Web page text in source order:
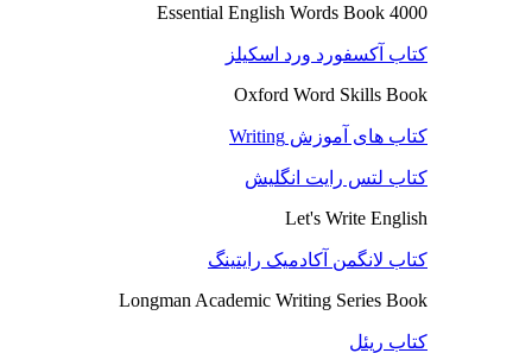
4000 Essential English Words Book
کتاب آکسفورد ورد اسکیلز
Oxford Word Skills Book
کتاب های آموزش Writing
کتاب لتس رایت انگلیش
Let's Write English
کتاب لانگمن آکادمیک رایتینگ
Longman Academic Writing Series Book
کتاب ریئل